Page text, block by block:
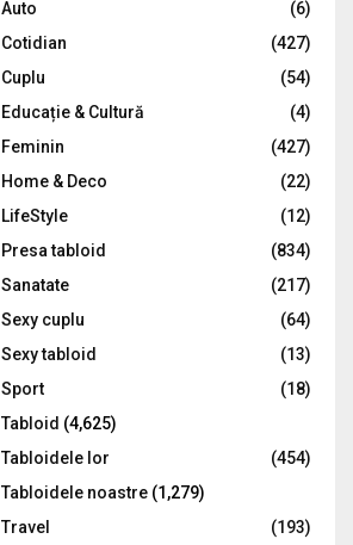
:
C
Auto
(6)
Cotidian
(427)
Cuplu
(54)
Educație & Cultură
(4)
Feminin
(427)
Home & Deco
(22)
LifeStyle
(12)
Presa tabloid
(834)
Sanatate
(217)
Sexy cuplu
(64)
Sexy tabloid
(13)
Sport
(18)
Tabloid (4,625)
Tabloidele lor
(454)
Tabloidele noastre (1,279)
Travel
(193)